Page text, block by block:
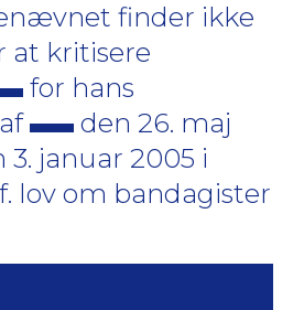
finder ikke
at kritisere
for hans
den 26. maj
januar 2005 i
lov om bandagister